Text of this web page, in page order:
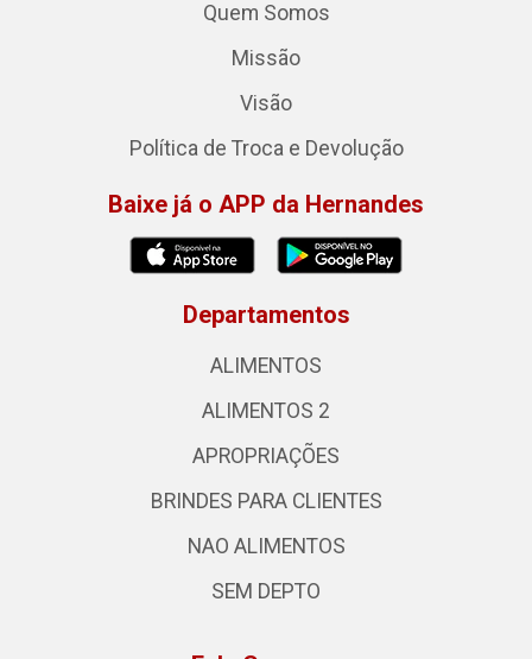
Quem Somos
Missão
Visão
Política de Troca e Devolução
Baixe já o APP da Hernandes
Departamentos
ALIMENTOS
ALIMENTOS 2
APROPRIAÇÕES
BRINDES PARA CLIENTES
NAO ALIMENTOS
SEM DEPTO